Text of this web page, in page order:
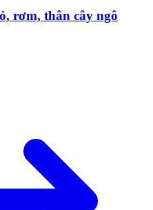
rơm, thân cây ngô